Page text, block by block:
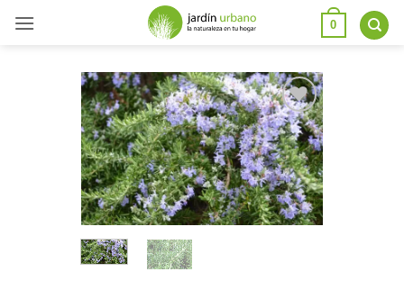
0
Añadir
a la
lista
de
deseos